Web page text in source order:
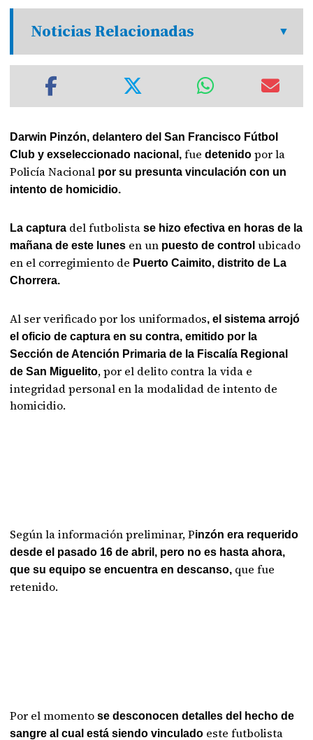
Noticias Relacionadas
Darwin Pinzón, delantero del San Francisco Fútbol
Club y exseleccionado nacional, fuedetenido por la
Policía Nacional por su presunta vinculación con un
intento de homicidio.
La captura del futbolistase hizo efectiva en horas de la
mañana de este lunes en un puesto de control ubicado
en el corregimiento de Puerto Caimito, distrito de La
Chorrera.
Al ser verificado por los uniformados, el sistema arrojó
el oficio de captura en su contra, emitido por la
Sección de Atención Primaria de la Fiscalía Regional
de San Miguelito, por el delito contra la vida e
integridad personal en la modalidad de intento de
homicidio.
Según la información preliminar, Pinzón era requerido
desde el pasado 16 de abril, pero no es hasta ahora,
que su equipo se encuentra en descanso, que fue
retenido.
Por el momentose desconocen detalles del hecho de
sangre al cual está siendo vinculado este futbolista